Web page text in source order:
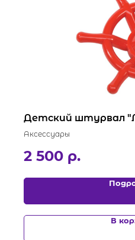
Детский штурвал
Аксессуары
2 500 р.
В